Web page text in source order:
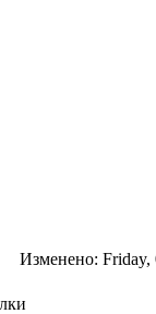
Изменено: Friday,